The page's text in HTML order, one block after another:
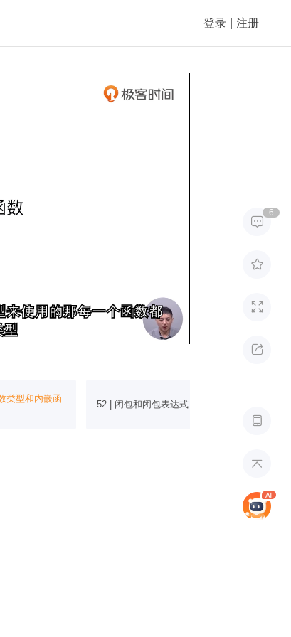
登录 注册

6





使用的那每一个函数都
型
使用的那每一个函数都
型
类型和内嵌函
52 | 闭包和闭包表达式